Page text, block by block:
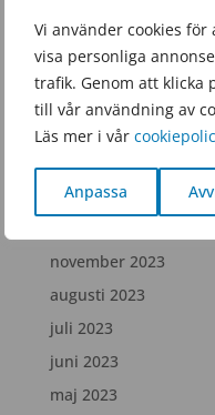
Vi använder cookies
visa personliga
trafik. Genom att klicka
till vår användning av
Läs mer i vår
Anpassa
juni 2025
februari 2025
december 2024
juli 2024
februari 2024
november 2023
augusti 2023
juli 2023
juni 2023
maj 2023